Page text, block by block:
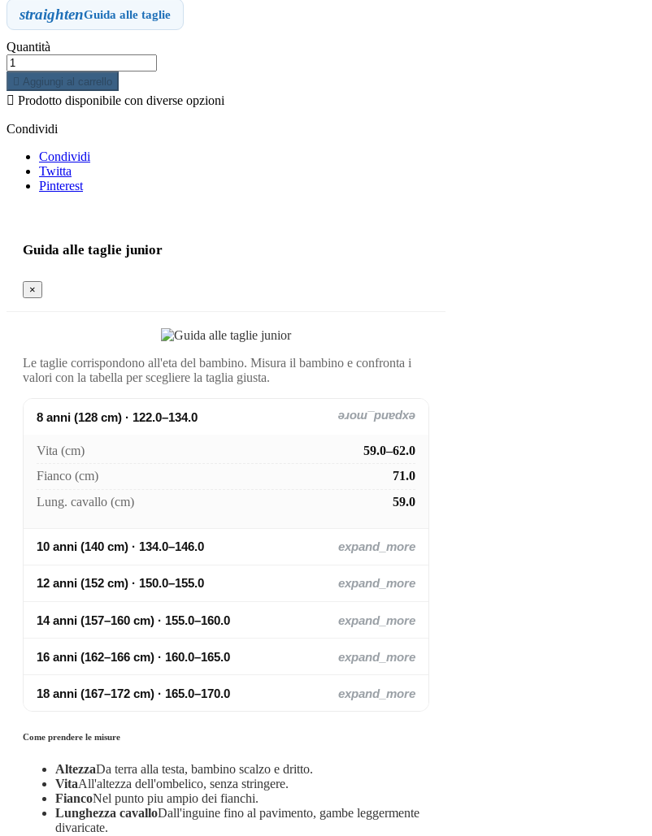
straightenGuida alle taglie
Quantità
 Aggiungi al carrello
 Prodotto disponibile con diverse opzioni
Condividi
Condividi
Twitta
Pinterest
Guida alle taglie junior
×
Le taglie corrispondono all'eta del bambino. Misura il bambino e confronta i
valori con la tabella per scegliere la taglia giusta.
8 anni (128 cm) · 122.0–134.0 expand_more
Vita (cm)
59.0–62.0
Fianco (cm)
71.0
Lung. cavallo (cm)
59.0
10 anni (140 cm) · 134.0–146.0 expand_more
12 anni (152 cm) · 150.0–155.0 expand_more
14 anni (157–160 cm) · 155.0–160.0 expand_more
16 anni (162–166 cm) · 160.0–165.0 expand_more
18 anni (167–172 cm) · 165.0–170.0 expand_more
Come prendere le misure
AltezzaDa terra alla testa, bambino scalzo e dritto.
VitaAll'altezza dell'ombelico, senza stringere.
FiancoNel punto piu ampio dei fianchi.
Lunghezza cavalloDall'inguine fino al pavimento, gambe leggermente
divaricate.